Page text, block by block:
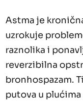
Astma je
uzrokuje
raznolika i
reverzibilna
bronhospazam.
putova u